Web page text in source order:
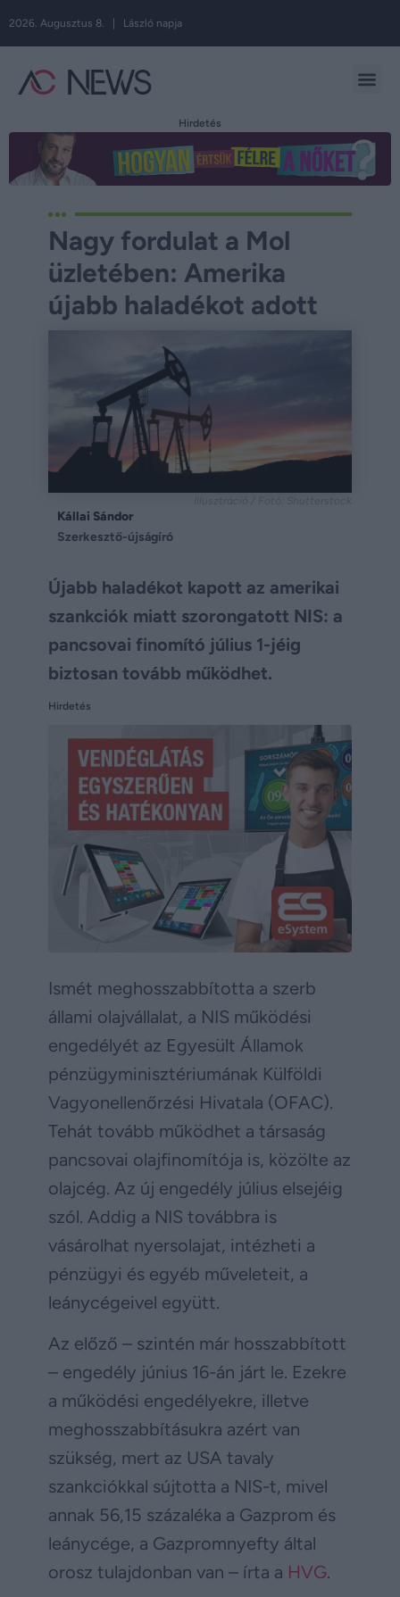
2026. Augusztus 8. | László napja
Hirdetés
Nagy fordulat a Mol
üzletében: Amerika
újabb haladékot adott
Kállai Sándor
Szerkesztő-újságíró
Újabb haladékot kapott az amerikai
szankciók miatt szorongatott NIS: a
pancsovai finomító július 1-jéig
biztosan tovább működhet.
Hirdetés
Ismét meghosszabbította a szerb
állami olajvállalat, a NIS működési
engedélyét az Egyesült Államok
pénzügyminisztériumának Külföldi
Vagyonellenőrzési Hivatala (OFAC).
Tehát tovább működhet a társaság
pancsovai olajfinomítója is, közölte az
olajcég. Az új engedély július elsejéig
szól. Addig a NIS továbbra is
vásárolhat nyersolajat, intézheti a
pénzügyi és egyéb műveleteit, a
leánycégeivel együtt.
Az előző – szintén már hosszabbított
– engedély június 16-án járt le. Ezekre
a működési engedélyekre, illetve
meghosszabbításukra azért van
szükség, mert az USA tavaly
szankciókkal sújtotta a NIS-t, mivel
annak 56,15 százaléka a Gazprom és
leánycége, a Gazpromnyefty által
orosz tulajdonban van – írta a HVG.